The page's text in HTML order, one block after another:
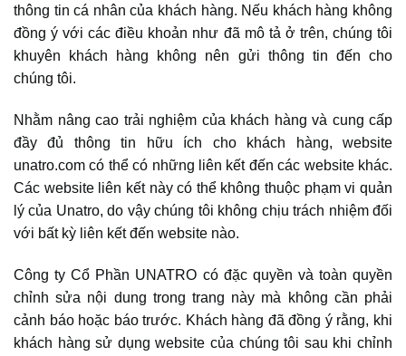
thông tin cá nhân của khách hàng. Nếu khách hàng không
đồng ý với các điều khoản như đã mô tả ở trên, chúng tôi
khuyên khách hàng không nên gửi thông tin đến cho
chúng tôi.
Nhằm nâng cao trải nghiệm của khách hàng và cung cấp
đầy đủ thông tin hữu ích cho khách hàng, website
unatro.com có thể có những liên kết đến các website khác.
Các website liên kết này có thể không thuộc phạm vi quản
lý của Unatro, do vậy chúng tôi không chịu trách nhiệm đối
với bất kỳ liên kết đến website nào.
Công ty Cổ Phần UNATRO có đặc quyền và toàn quyền
chỉnh sửa nội dung trong trang này mà không cần phải
cảnh báo hoặc báo trước. Khách hàng đã đồng ý rằng, khi
khách hàng sử dụng website của chúng tôi sau khi chỉnh